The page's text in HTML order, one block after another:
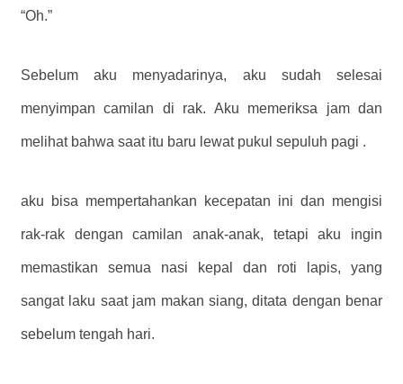
“Oh.”
Sebelum aku menyadarinya, aku sudah selesai
menyimpan camilan di rak. Aku memeriksa jam dan
melihat bahwa saat itu baru lewat pukul sepuluh pagi .
aku bisa mempertahankan kecepatan ini dan mengisi
rak-rak dengan camilan anak-anak, tetapi aku ingin
memastikan semua nasi kepal dan roti lapis, yang
sangat laku saat jam makan siang, ditata dengan benar
sebelum tengah hari.